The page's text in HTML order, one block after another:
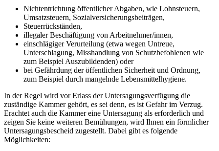
Nichtentrichtung öffentlicher Abgaben, wie Lohnsteuern,
Umsatzsteuern, Sozialversicherungsbeiträgen,
Steuerrückständen,
illegaler Beschäftigung von Arbeitnehmer/innen,
einschlägiger Verurteilung (etwa wegen Untreue,
Unterschlagung, Misshandlung von Schutzbefohlenen wie
zum Beispiel Auszubildenden) oder
bei Gefährdung der öffentlichen Sicherheit und Ordnung,
zum Beispiel durch mangelnde Lebensmittelhygiene.
In der Regel wird vor Erlass der Untersagungsverfügung die
zuständige Kammer gehört, es sei denn, es ist Gefahr im Verzug.
Erachtet auch die Kammer eine Untersagung als erforderlich und
zeigen Sie keine weiteren Bemühungen, wird Ihnen ein förmlicher
Untersagungsbescheid zugestellt. Dabei gibt es folgende
Möglichkeiten: